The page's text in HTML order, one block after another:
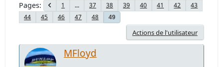
Pages 1 ... 37 38 39 40 41 42
43
44
45 46 47 48 49
Actions de l'utilisateur
MFloyd